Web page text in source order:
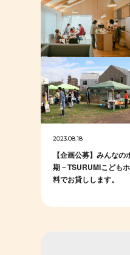
2023.08.18
【企画公募】みんな
期－TSURUMIこども
料でお貸しします。